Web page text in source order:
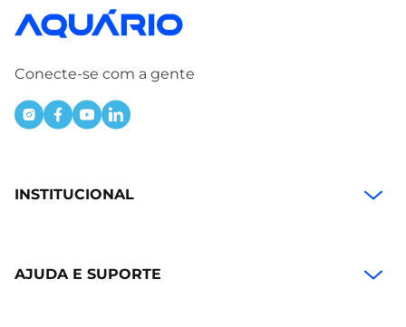
Conecte-se com a gente
INSTITUCIONAL
AJUDA E SUPORTE